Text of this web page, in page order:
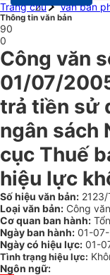
Trang chủ
Văn bản
Thông tin văn bản
90
0
Công văn
01/07/
trả tiền sử
ngân sách
cục Thuế
hiệu lực
Số hiệu văn bản: 2123/
Loại văn bản: Công văn
Cơ quan ban hành:
Ngày ban hành: 01-
Ngày có hiệu lực: 01-
Tình trạng hiệu lực:
Ngôn ngữ: